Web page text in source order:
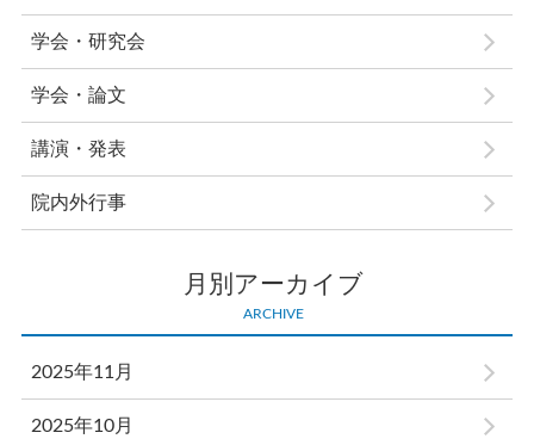
学会・研究会
学会・論文
講演・発表
院内外行事
月別アーカイブ
ARCHIVE
2025年11月
2025年10月